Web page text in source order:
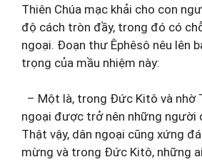
Thiên Chúa mạc khải cho con
độ cách tròn đầy, trong đó có
ngoại. Đoạn thư Êphêsô nêu lên
trọng của mầu nhiệm này:
– Một là, trong Đức Kitô và nhờ
ngoại được trở nên những người
Thật vậy, dân ngoại cũng xứng
mừng và trong Đức Kitô, những